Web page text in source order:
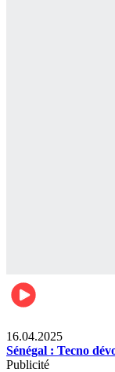
16.04.2025
Sénégal : Tecno
Publicité